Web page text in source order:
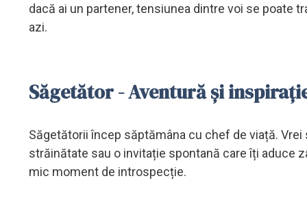
dacă ai un partener, tensiunea dintre voi se poate
azi.
Săgetător - Aventură și
Săgetătorii încep săptămâna cu chef de viață.
străinătate sau o invitație spontană care îți aduce
mic moment de introspecție.